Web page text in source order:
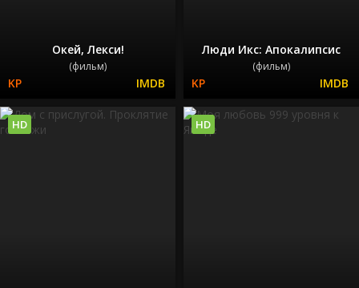
Окей, Лекси!
(фильм)
Люди Икс: Апокалипсис
(фильм)
HD HD